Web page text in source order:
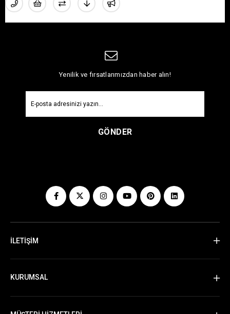
Yenilik ve fırsatlarımızdan haber alın!
GÖNDER
İLETİŞİM
KURUMSAL